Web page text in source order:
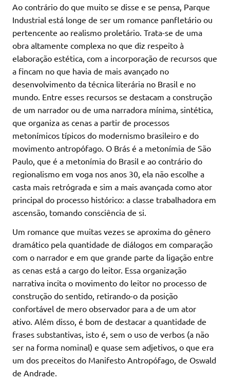
Ao contrário do que muito se disse e se pensa, Parque
Industrial está longe de ser um romance panfletário ou
pertencente ao realismo proletário. Trata-se de uma
obra altamente complexa no que diz respeito à
elaboração estética, com a incorporação de recursos que
a fincam no que havia de mais avançado no
desenvolvimento da técnica literária no Brasil e no
mundo. Entre esses recursos se destacam a construção
de um narrador ou de uma narradora mínima, sintética,
que organiza as cenas a partir de processos
metonímicos típicos do modernismo brasileiro e do
movimento antropófago. O Brás é a metonímia de São
Paulo, que é a metonímia do Brasil e ao contrário do
regionalismo em voga nos anos 30, ela não escolhe a
casta mais retrógrada e sim a mais avançada como ator
principal do processo histórico: a classe trabalhadora em
ascensão, tomando consciência de si.
Um romance que muitas vezes se aproxima do gênero
dramático pela quantidade de diálogos em comparação
com o narrador e em que grande parte da ligação entre
as cenas está a cargo do leitor. Essa organização
narrativa incita o movimento do leitor no processo de
construção do sentido, retirando-o da posição
confortável de mero observador para a de um ator
ativo. Além disso, é bom de destacar a quantidade de
frases substantivas, isto é, sem o uso de verbos (a não
ser na forma nominal) e quase sem adjetivos, o que era
um dos preceitos do Manifesto Antropófago, de Oswald
de Andrade.